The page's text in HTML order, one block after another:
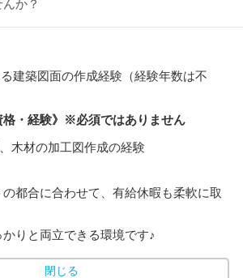
か？
建築図面の作成経験（経験年数は不
格・経験》※必須ではありません
木材の加工図作成の経験
都合に合わせて、有給休暇も柔軟に取
りと両立できる環境です♪
閉じる